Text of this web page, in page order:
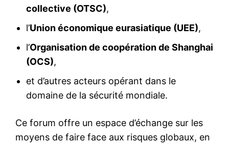
collective (OTSC),
l’Union économique eurasiatique (UEE),
l’Organisation de coopération de Shanghai
(OCS),
et d’autres acteurs opérant dans le
domaine de la sécurité mondiale.
Ce forum offre un espace d’échange sur les
moyens de faire face aux risques globaux, en